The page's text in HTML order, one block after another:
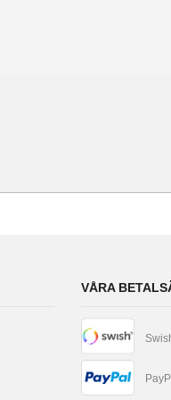
VÅRA